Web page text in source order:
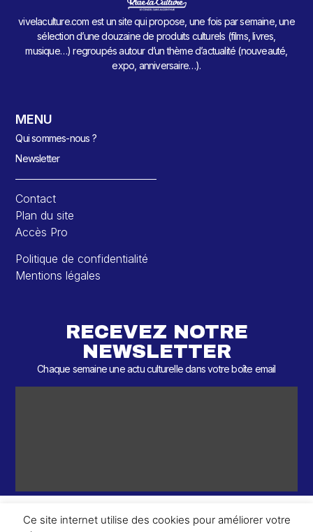
vivelaculture.com est un site qui propose, une fois par semaine, une
sélection d’une douzaine de produits culturels (films, livres,
musique…) regroupés autour d’un thème d’actualité (nouveauté,
expo, anniversaire…).
MENU
Qui sommes-nous ?
Newsletter
Contact
Plan du site
Accès Pro
Politique de confidentialité
Mentions légales
RECEVEZ NOTRE
NEWSLETTER
Chaque semaine une actu culturelle dans votre boîte email
Ce site internet utilise des cookies pour améliorer votre